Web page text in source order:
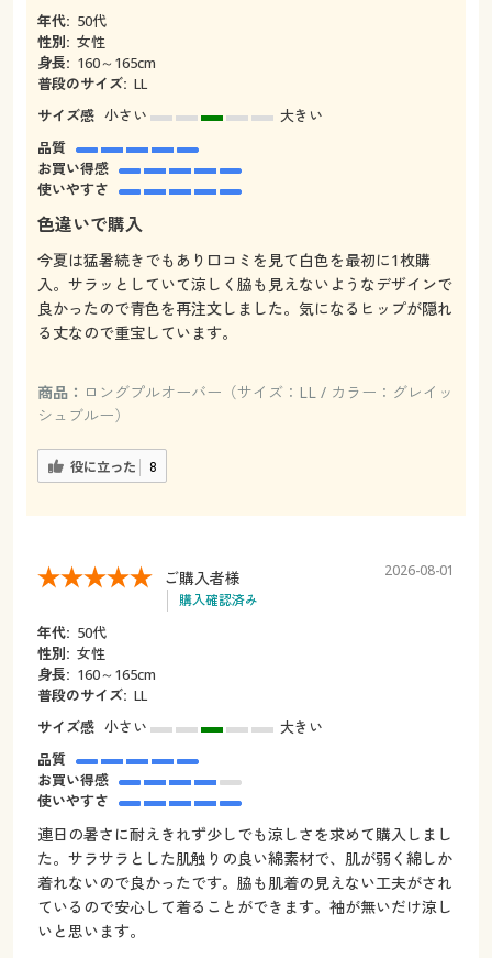
年代: 50代
性別: 女性
身長: 160～165cm
普段のサイズ: LL
サイズ感 小さい
大きい
品質
お買い得感
使いやすさ
色違いで購入
今夏は猛暑続きでもあり口コミを見て白色を最初に1枚購
入。サラッとしていて涼しく脇も見えないようなデザインで
良かったので青色を再注文しました。気になるヒップが隠れ
る丈なので重宝しています。
商品： ロングプルオーバー（サイズ：LL / カラー：グレイッ
シュブルー）
役に立った 8
ご購入者様
購入確認済み
2026-08-01
年代: 50代
性別: 女性
身長: 160～165cm
普段のサイズ: LL
サイズ感 小さい
大きい
品質
お買い得感
使いやすさ
連日の暑さに耐えきれず少しでも涼しさを求めて購入しまし
た。サラサラとした肌触りの良い綿素材で、肌が弱く綿しか
着れないので良かったです。脇も肌着の見えない工夫がされ
ているので安心して着ることができます。袖が無いだけ涼し
いと思います。